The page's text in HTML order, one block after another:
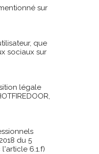
sur
que
sociaux sur
légale
du 5
6.1.f)